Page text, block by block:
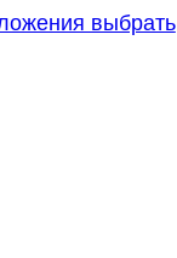
выбрать